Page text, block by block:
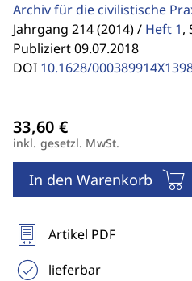
Archiv für die civilistische
Jahrgang 214 (2014) / Heft 1,
Publiziert 09.07.2018
DOI 10.1628/
inkl. gesetzl. MwSt.
In den Warenkorb
Artikel PDF
lieferbar